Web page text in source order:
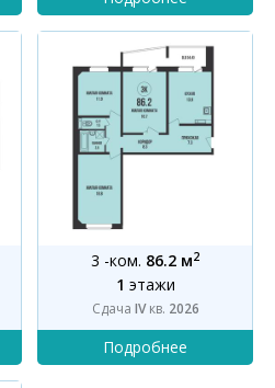
3 -ком. 86.2 м2
1 этажи
Сдача IVкв. 2026